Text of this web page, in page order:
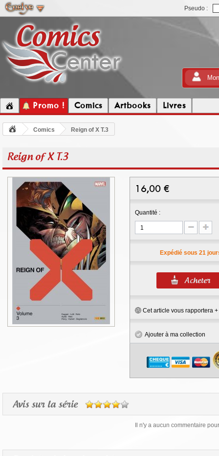
Pseudo :
Promo ! Comics Artbooks Livres
Comics Reign of X T.3
Reign of X T.3
16,00 €
Quantité :
Expédié sous 21
Cet article vous rapportera +
Ajouter à ma collection
Avis sur la série
Il n'y a aucun commentaire